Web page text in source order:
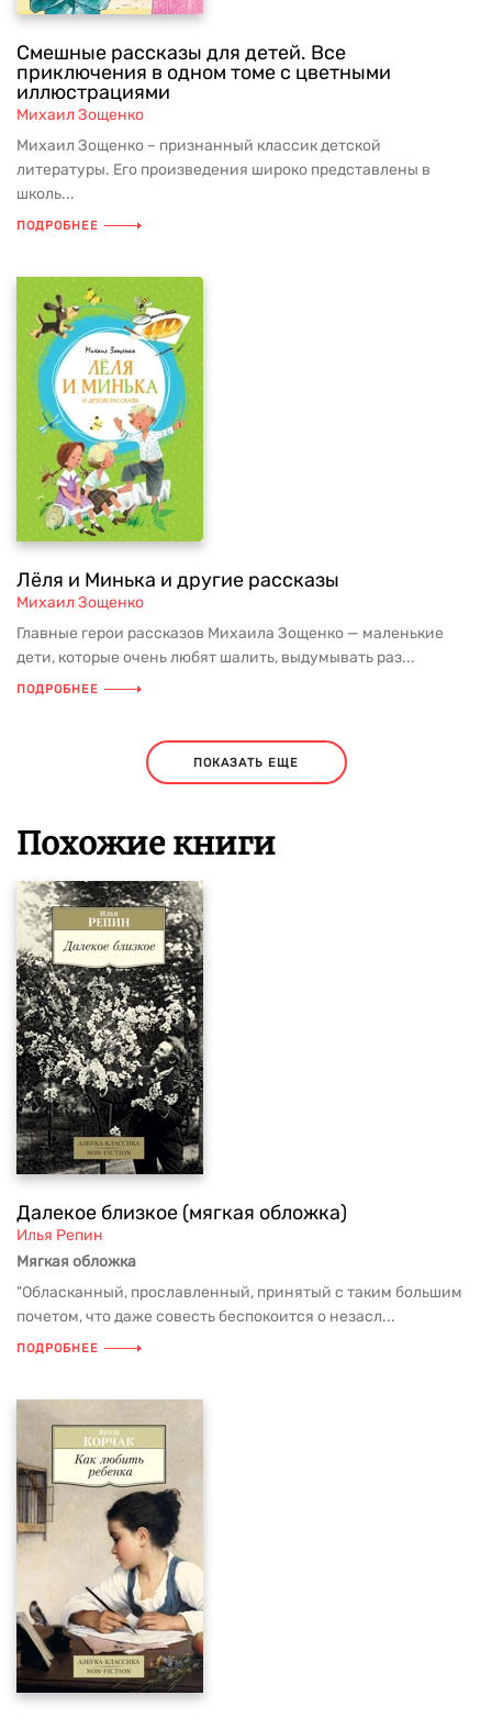
Смешные рассказы для детей. Все
приключения в одном томе с цветными
иллюстрациями
Михаил Зощенко
Михаил Зощенко – признанный классик детской
литературы. Его произведения широко представлены в
школь...
ПОДРОБНЕЕ
Лёля и Минька и другие рассказы
Михаил Зощенко
Главные герои рассказов Михаила Зощенко — маленькие
дети, которые очень любят шалить, выдумывать раз...
ПОДРОБНЕЕ
ПОКАЗАТЬ ЕЩЕ
Похожие книги
Далекое близкое (мягкая обложка)
Илья Репин
Мягкая обложка
"Обласканный, прославленный, принятый с таким большим
почетом, что даже совесть беспокоится о незасл...
ПОДРОБНЕЕ